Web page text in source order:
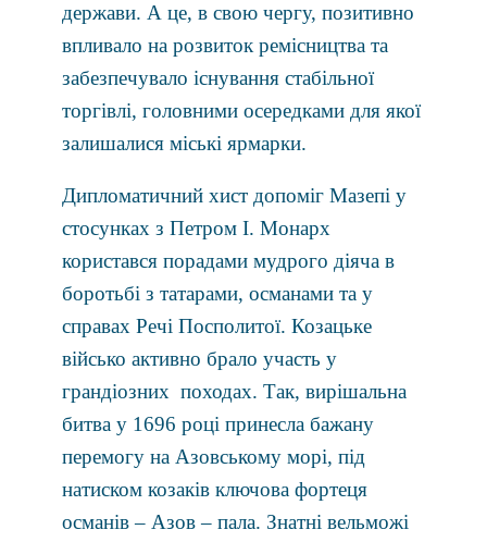
держави. А це, в свою чергу, позитивно
впливало на розвиток ремісництва та
забезпечувало існування стабільної
торгівлі, головними осередками для якої
залишалися міські ярмарки.
Дипломатичний хист допоміг Мазепі у
стосунках з Петром І. Монарх
користався порадами мудрого діяча в
боротьбі з татарами, османами та у
справах Речі Посполитої. Козацьке
військо активно брало участь у
грандіозних походах. Так, вирішальна
битва у 1696 році принесла бажану
перемогу на Азовському морі, під
натиском козаків ключова фортеця
османів – Азов – пала. Знатні вельможі